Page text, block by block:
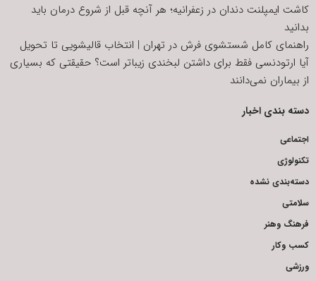
کاشت ایمپلنت دندان در زعفرانیه؛ هر آنچه قبل از شروع درمان باید
بدانید
راهنمای کامل شستشوی فرش در تهران | انتخاب قالیشویی تا تحویل
آیا ارتودنسی فقط برای داشتن لبخندی زیباتر است؟ حقیقتی که بسیاری
از بیماران نمی‌دانند
دسته بندی اخبار
اجتماعی
تکنولوژی
دسته‌بندی نشده
سلامتی
فرهنگ وهنر
کسب وکار
ورزشی